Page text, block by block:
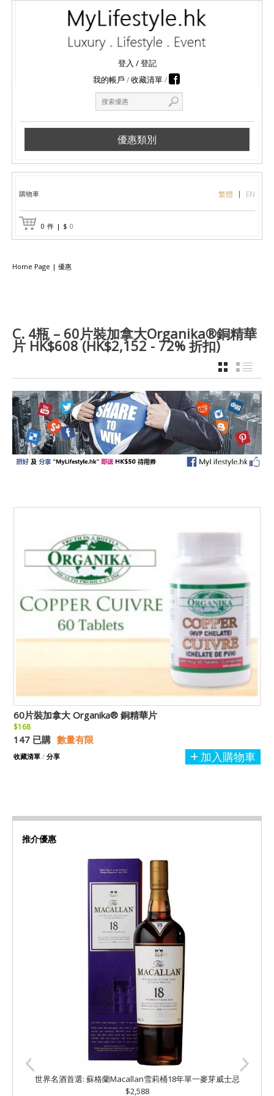
登入 /登記
我的帳戶
收藏清單
優惠類別
購物車 繁體 EN
0 件 | $ 0
Home Page | 優惠
C. 4瓶 – 60片裝加拿大Organika®銅精華
片 HK$608 (HK$2,152 - 72% 折扣)
GRID
60片裝加拿大 Organika® 銅精華片
$168
147 已購 數量有限
加入購物車
收藏清單 / 分享
推介優惠
世界名酒首選: 蘇格蘭Macallan雪莉桶18年單一麥芽威士忌
$2,588